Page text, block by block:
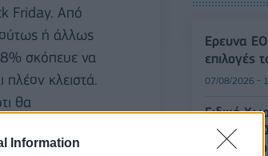
Information
Friday. Από
ή άλλως
σκόπευε να
κλειστά.
θα
είθισται
Έρευνα
επιλογές
07/08/2026 -
Ειδικό
βιώσιμη